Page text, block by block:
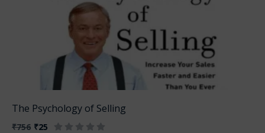
The Psychology of Selling
₹756 ₹25